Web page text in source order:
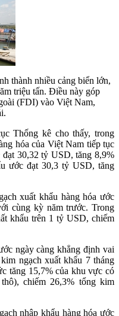
thành nhiều cảng biển lớn,
triệu tấn. Điều này góp
(FDI) vào Việt Nam,
Thống kê cho thấy, trong
hóa của Việt Nam tiếp tục
30,32 tỷ USD, tăng 8,9%
ước đạt 30,3 tỷ USD, tăng
xuất khẩu hàng hóa ước
cùng kỳ năm trước. Trong
khẩu trên 1 tỷ USD, chiếm
ngày càng khẳng định vai
ngạch xuất khẩu 7 tháng
tăng 15,7% của khu vực có
chiếm 26,3% tổng kim
nhập khẩu hàng hóa ước